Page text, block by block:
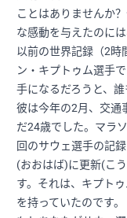
ことはありませんか
な感動を与えたのに
以前の世界記録（2時
ン・キプトゥム選手
手になるだろうと、
彼は今年の2月、交通
だ24歳でした。マラ
回のサウェ選手の記
(おおはば)に更新(こ
す。それは、キプト
を持っていたのです。